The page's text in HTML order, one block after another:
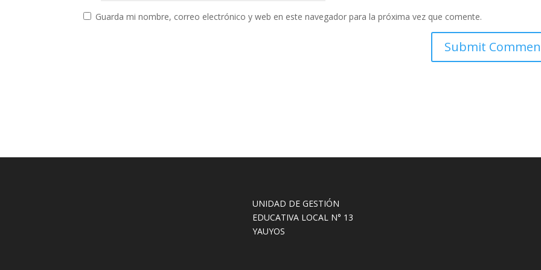
Guarda mi nombre, correo electrónico y web en este navegador para la próxima vez que comente.
UNIDAD DE GESTIÓN
EDUCATIVA LOCAL N° 13
YAUYOS